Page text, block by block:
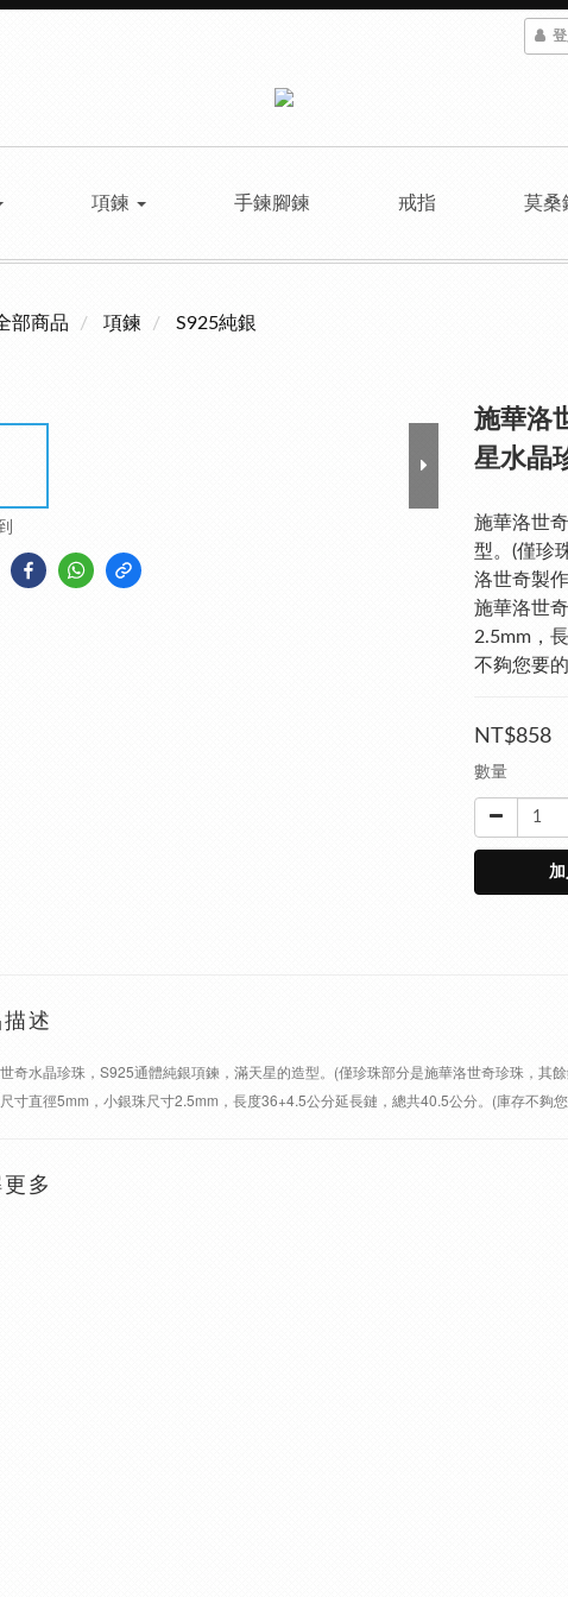
項鍊 手鍊腳鍊 戒指 莫桑
部商品 項鍊 S925純銀
施華洛
星水晶
施華洛世
型。(僅珍
洛世奇製
施華洛世
2.5mm，
不夠您要
NT$858
數量
述
奇水晶珍珠，S925通體純銀項鍊，滿天星的造型。(僅珍珠部分是施華洛世奇珍珠，其
寸直徑5mm，小銀珠尺寸2.5mm，長度36+4.5公分延長鏈，總共40.5公分。(庫存不夠您
更多